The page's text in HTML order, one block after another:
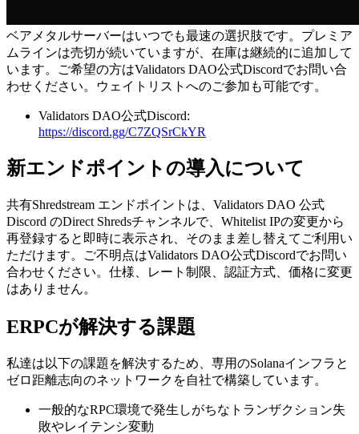
ベアメタルサーバーはいつでも最速の選択肢です。プレミア
ムラインは売切が続いていますが、在庫は継続的に追加して
います。ご希望の方はValidators DAO公式Discordでお問い合
わせください。ウェイトリストへのご参加も可能です。
Validators DAO公式Discord:
https://discord.gg/C7ZQSrCkYR
新エンドポイントの導入について
共有Shredstream エンドポイントは、Validators DAO 公式
Discord のDirect Shredsチャンネルで、Whitelist IPの変更から
再登録すると即時に表示され、そのまま差し替えてご利用い
ただけます。ご不明点はValidators DAO公式Discordでお問い
合わせください。仕様、レート制限、認証方式、価格に変更
はありません。
ERPCが解決する課題
私達は以下の課題を解決するため、専用のSolanaインフラと
ゼロ距離志向のネットワークを自社で構築しています。
一般的なRPC環境で発生しがちなトランザクション失
敗やレイテンシ変動